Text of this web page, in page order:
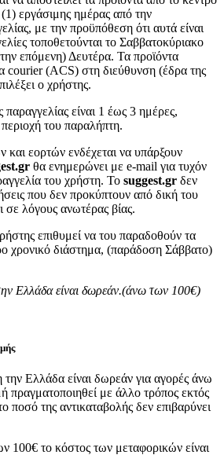
(1) εργάσιμης ημέρας από την
με την προϋπόθεση ότι αυτά είναι
τοποθετούνται το Σαββατοκύριακο
επόμενη) Δευτέρα. Τα προϊόντα
courier (ACS) στη διεύθυνση (έδρα της
ο χρήστης.
είναι 1 έως 3 ημέρες,
του παραλήπτη.
και εορτών ενδέχεται να υπάρξουν
θα ενημερώνει με e-mail για τυχόν
του χρήστη. Το suggest.gr δεν
που δεν προκύπτουν από δική του
σε λόγους ανωτέρας βίας.
επιθυμεί να του παραδοθούν τα
χρονικό διάστημα, (παράδοση Σάββατο)
Ελλάδα είναι δωρεάν.(άνω των 100€)
Ελλάδα είναι δωρεάν για αγορές άνω
με άλλο τρόπος εκτός
ποσό της αντικαταβολής δεν επιβαρύνει
100€ το κόστος των μεταφορικών είναι